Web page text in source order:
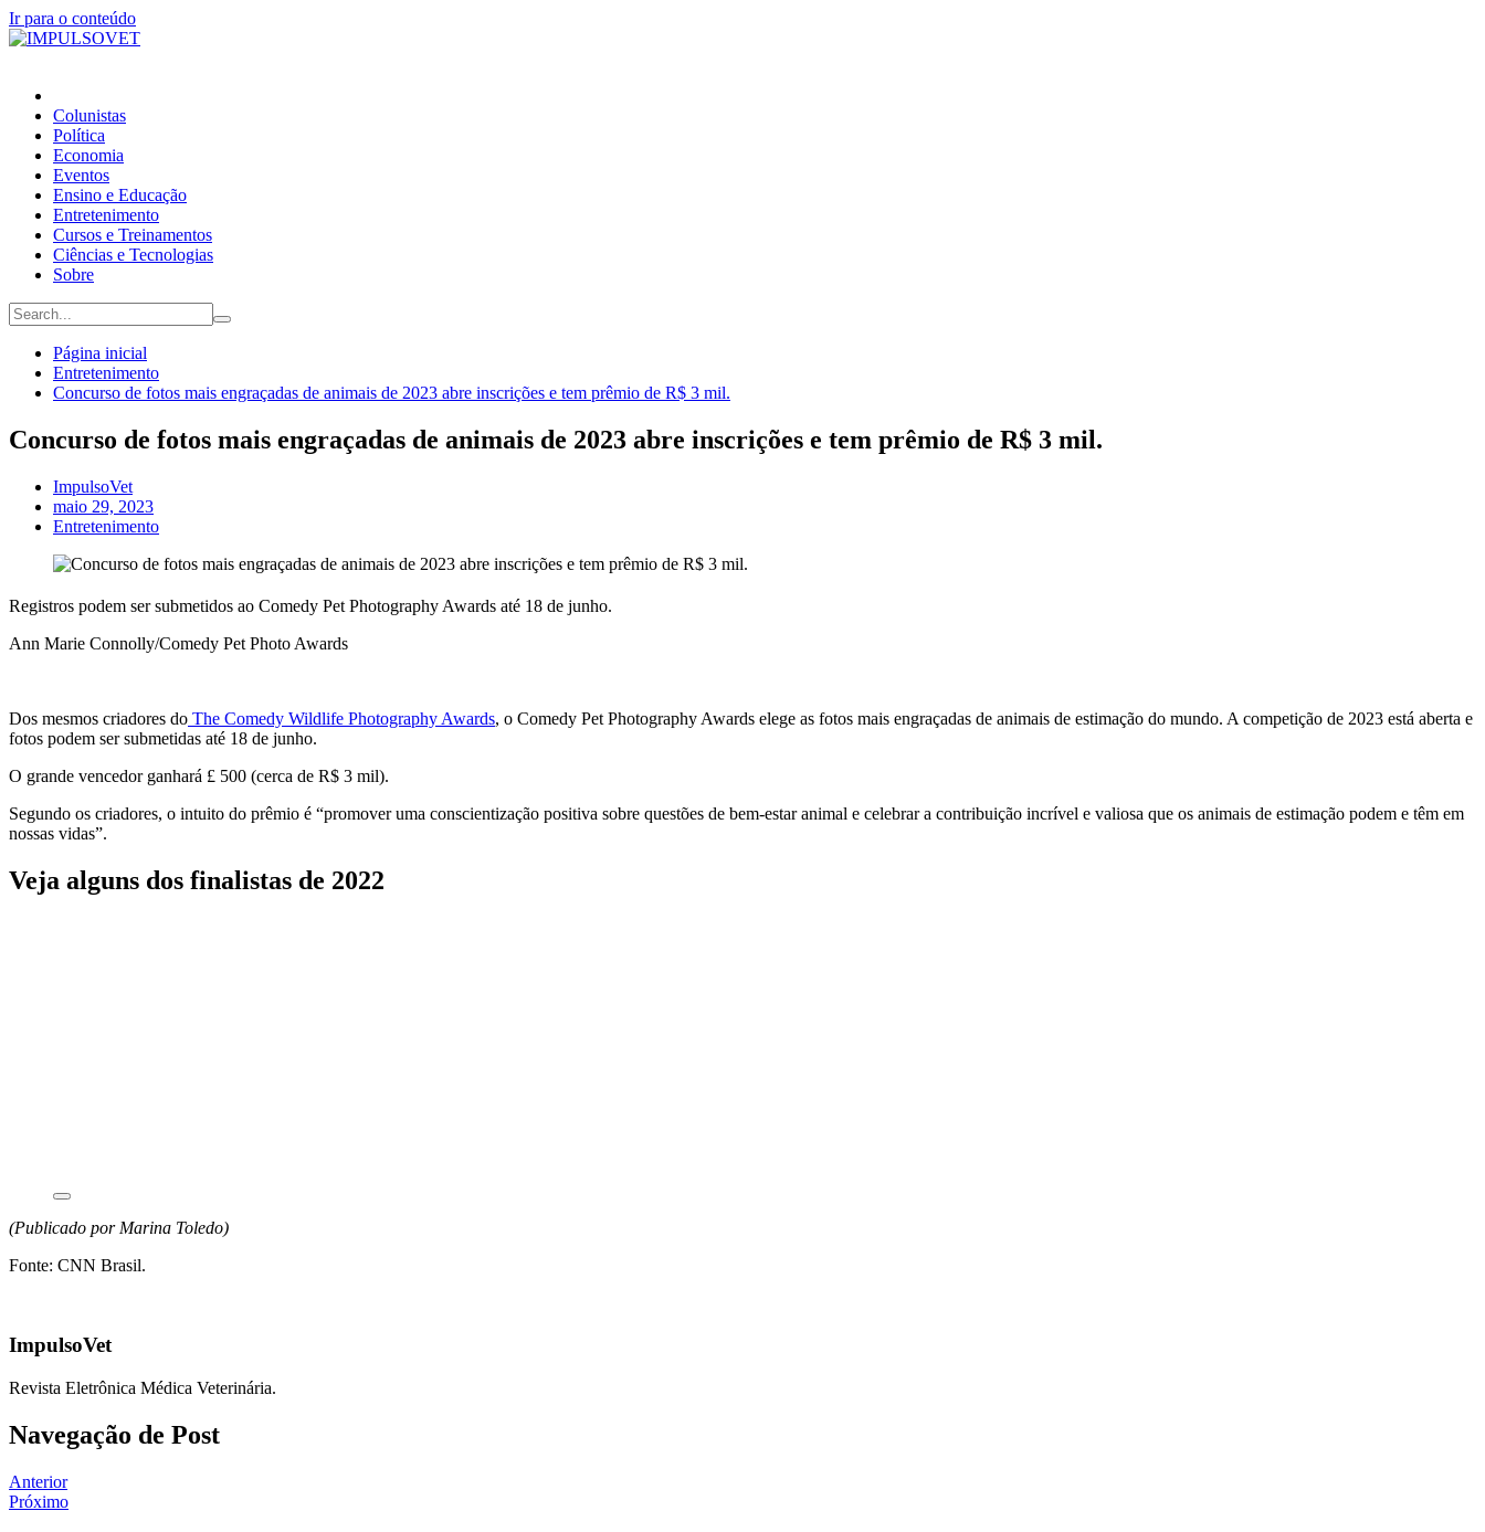
Ir para o conteúdo
Colunistas
Política
Economia
Eventos
Ensino e Educação
Entretenimento
Cursos e Treinamentos
Ciências e Tecnologias
Sobre
Página inicial
Entretenimento
Concurso de fotos mais engraçadas de animais de 2023 abre inscrições e tem prêmio de R$ 3 mil.
Concurso de fotos mais engraçadas de animais de 2023 abre inscrições e tem prêmio de R$ 3 mil.
ImpulsoVet
maio 29, 2023
Entretenimento
Registros podem ser submetidos ao Comedy Pet Photography Awards até 18 de junho.
Ann Marie Connolly/Comedy Pet Photo Awards
Dos mesmos criadores do The Comedy Wildlife Photography Awards, o Comedy Pet Photography Awards elege as fotos mais engraçadas de animais de estimação do mundo. A competição de 2023 está aberta e
fotos podem ser submetidas até 18 de junho.
O grande vencedor ganhará £ 500 (cerca de R$ 3 mil).
Segundo os criadores, o intuito do prêmio é “promover uma conscientização positiva sobre questões de bem-estar animal e celebrar a contribuição incrível e valiosa que os animais de estimação podem e têm em
nossas vidas”.
Veja alguns dos finalistas de 2022
(Publicado por Marina Toledo)
Fonte: CNN Brasil.
ImpulsoVet
Revista Eletrônica Médica Veterinária.
Navegação de Post
Anterior
Próximo